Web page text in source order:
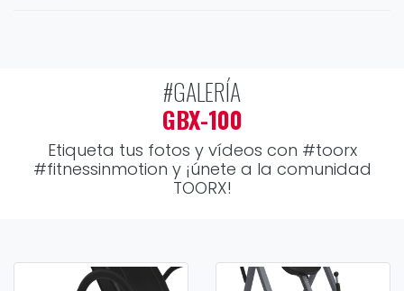
#GALERÍA
GBX-100
Etiqueta tus fotos y vídeos con #toorx
#fitnessinmotion y ¡únete a la comunidad
TOORX!